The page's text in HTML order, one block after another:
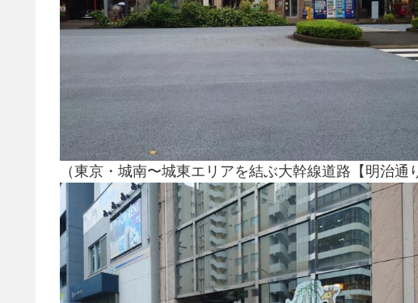
（東京・城南〜城東エリアを結ぶ大幹線道路【明治通